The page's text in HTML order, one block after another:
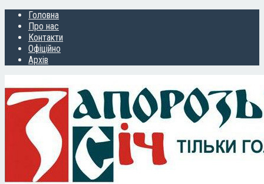
Головна
Про нас
Контакти
Офіційно
Архів